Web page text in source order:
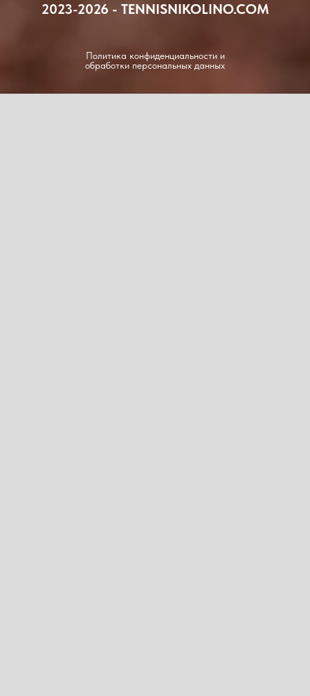
2023-2026 - TENNISNIKOLINO.COM
Политика конфиденциальности и
обработки персональных данных